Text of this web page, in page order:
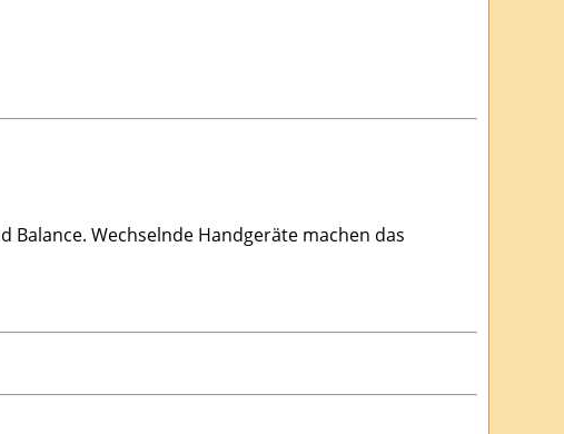
Wechselnde Handgeräte machen das